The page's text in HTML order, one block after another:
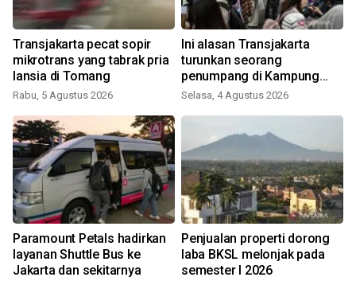
Transjakarta pecat sopir
mikrotrans yang tabrak pria
lansia di Tomang
Rabu, 5 Agustus 2026
Ini alasan Transjakarta
turunkan seorang
penumpang di Kampung
Melayu
Selasa, 4 Agustus 2026
Paramount Petals hadirkan
layanan Shuttle Bus ke
Jakarta dan sekitarnya
Penjualan properti dorong
laba BKSL melonjak pada
semester I 2026